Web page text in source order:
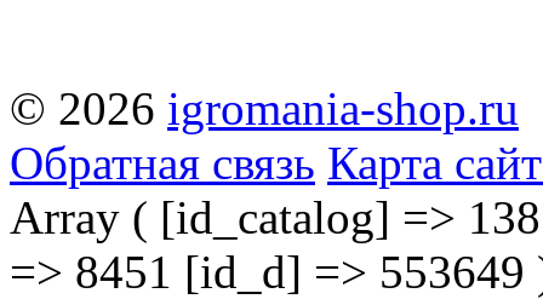
© 2026 igromania-shop.ru
Обратная связь Карта
Array ( [id_catalog] =>
=> 8451 [id_d] => 553649